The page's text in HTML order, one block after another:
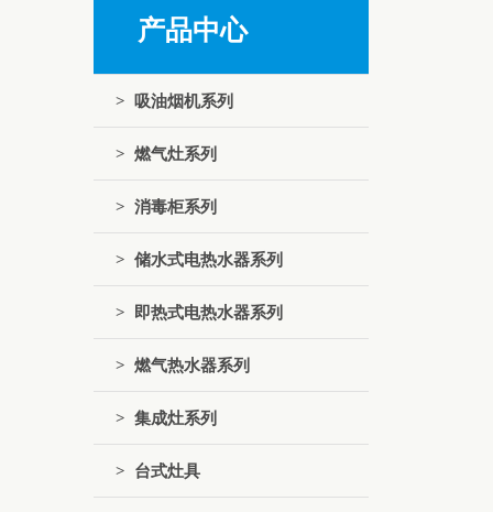
产品中心
> 吸油烟机系列
> 燃气灶系列
> 消毒柜系列
> 储水式电热水器系列
> 即热式电热水器系列
> 燃气热水器系列
> 集成灶系列
> 台式灶具